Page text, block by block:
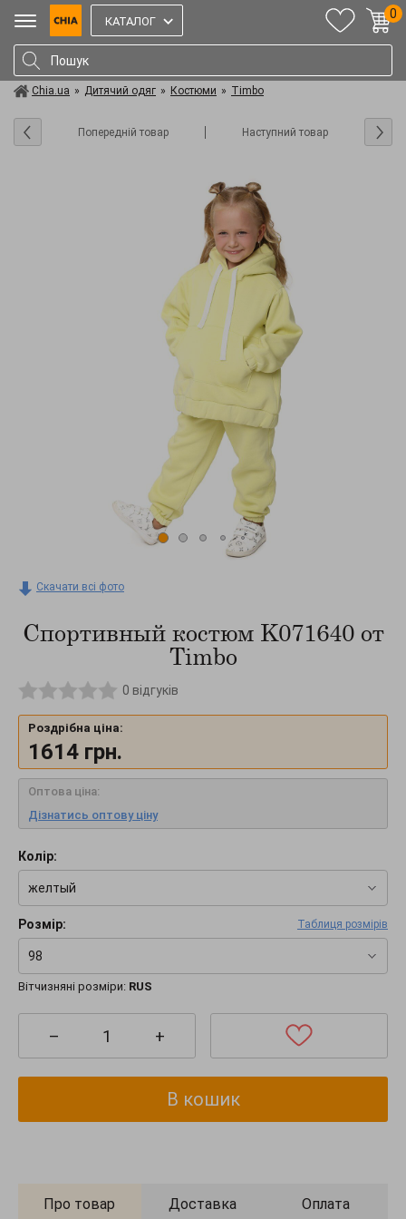
КАТАЛОГ
0
Chia.ua » Дитячий одяг » Костюми » Timbo
Попередній товар Наступний товар
Скачати всі фото
Спортивный костюм K071640 от
Timbo
0 відгуків
Роздрібна ціна:
1614 грн.
Оптова ціна:
Дізнатись оптову ціну
Колір:
желтый
Розмір: Таблиця розмірів
98
Вітчизняні розміри: RUS
– +
В кошик
Про товар Доставка Оплата